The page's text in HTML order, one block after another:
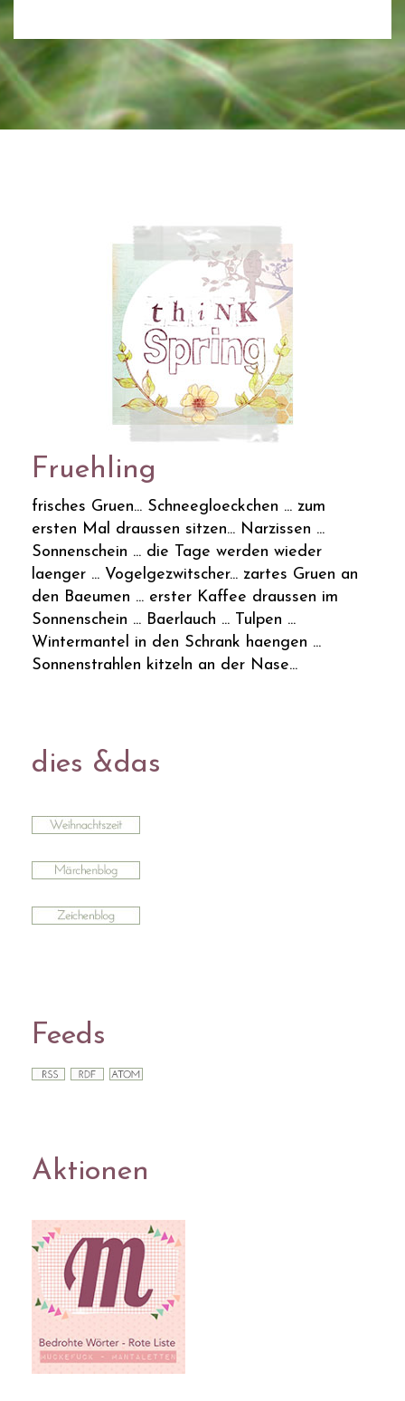
Fruehling
frisches Gruen... Schneegloeckchen ... zum
ersten Mal draussen sitzen... Narzissen ...
Sonnenschein ... die Tage werden wieder
laenger ... Vogelgezwitscher... zartes Gruen an
den Baeumen ... erster Kaffee draussen im
Sonnenschein ... Baerlauch ... Tulpen ...
Wintermantel in den Schrank haengen ...
Sonnenstrahlen kitzeln an der Nase...
dies &das
Feeds
Aktionen